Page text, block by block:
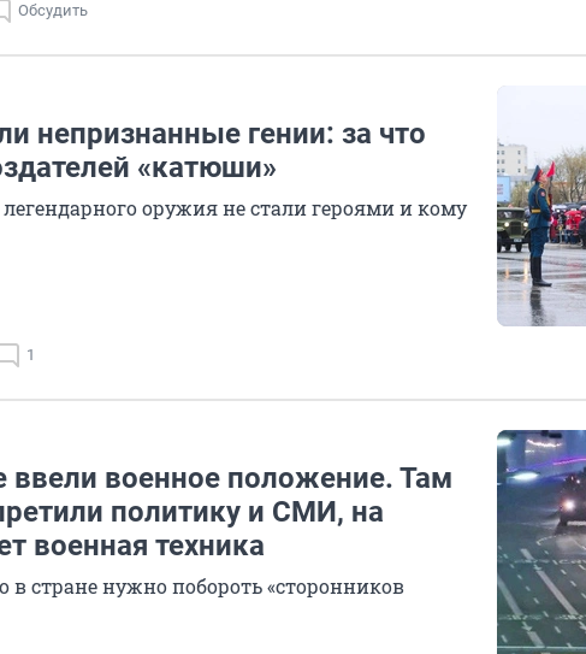
Обсудить
непризнанные гении: за что
«катюши»
оружия не стали героями и кому
1
военное положение. Там
политику и СМИ, на
военная техника
в стране нужно побороть «сторонников